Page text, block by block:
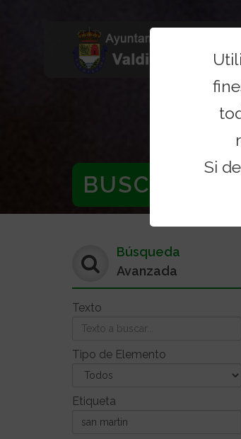
Si
BUSCADOR
Búsqueda
Avanzada
Texto
Tipo de Elemento
Etiqueta